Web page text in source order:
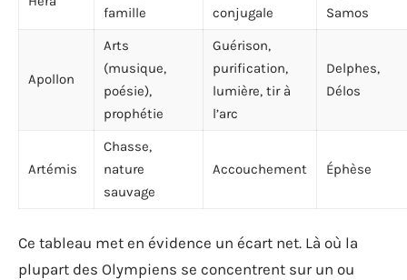
famille
conjugale
Samos
Apollon
Arts
(musique,
poésie),
prophétie
Guérison,
purification,
lumière, tir à
l’arc
Delphes,
Délos
Artémis
Chasse,
nature
sauvage
Accouchement Éphèse
Ce tableau met en évidence un écart net. Là où la
plupart des Olympiens se concentrent sur un ou